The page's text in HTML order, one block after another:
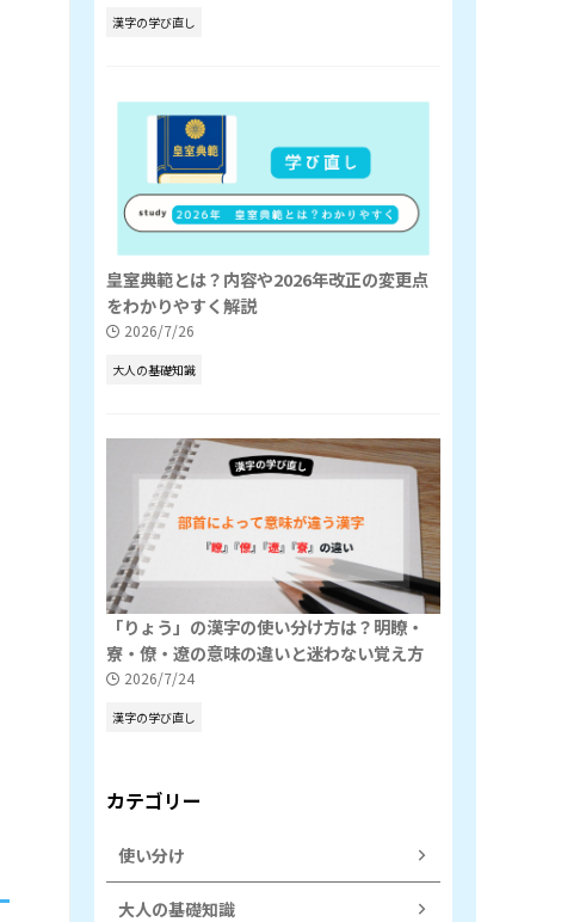
漢字の学び直し
皇室典範とは？内容や2026年改正の変更点
をわかりやすく解説
2026/7/26
大人の基礎知識
「りょう」の漢字の使い分け方は？明瞭・
寮・僚・遼の意味の違いと迷わない覚え方
2026/7/24
漢字の学び直し
カテゴリー
使い分け
大人の基礎知識